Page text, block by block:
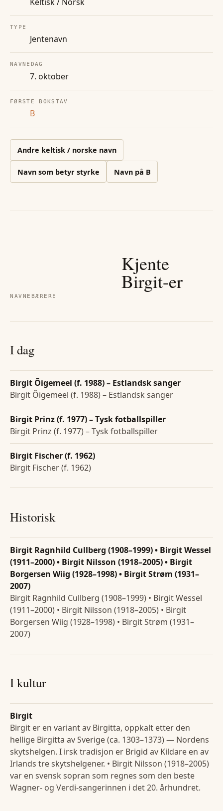
TYPE
Jentenavn
NAVNEDAG
7. oktober
FØRSTE BOKSTAV
B
Andre keltisk / norske navn
Navn som betyr styrke Navn på B
NAVNEBÆRERE
Kjente
Birgit-er
I dag
Birgit Õigemeel (f. 1988) – Estlandsk sanger
Birgit Õigemeel (f. 1988) – Estlandsk sanger
Birgit Prinz (f. 1977) – Tysk fotballspiller
Birgit Prinz (f. 1977) – Tysk fotballspiller
Birgit Fischer (f. 1962)
Birgit Fischer (f. 1962)
Historisk
Birgit Ragnhild Cullberg (1908–1999) • Birgit Wessel
(1911–2000) • Birgit Nilsson (1918–2005) • Birgit
Borgersen Wiig (1928–1998) • Birgit Strøm (1931–
2007)
Birgit Ragnhild Cullberg (1908–1999) • Birgit Wessel
(1911–2000) • Birgit Nilsson (1918–2005) • Birgit
Borgersen Wiig (1928–1998) • Birgit Strøm (1931–
2007)
I kultur
Birgit
Birgit er en variant av Birgitta, oppkalt etter den
hellige Birgitta av Sverige (ca. 1303–1373) — Nordens
skytshelgen. I irsk tradisjon er Brigid av Kildare en av
Irlands tre skytshelgener. • Birgit Nilsson (1918–2005)
var en svensk sopran som regnes som den beste
Wagner- og Verdi-sangerinnen i det 20. århundret.